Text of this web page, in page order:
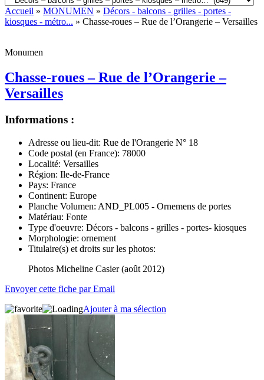
Accueil » MONUMEN » Décors - balcons - grilles - portes -
kiosques - métro... » Chasse-roues – Rue de l’Orangerie – Versailles
Monumen
Chasse-roues – Rue de l’Orangerie –
Versailles
Informations :
Adresse ou lieu-dit: Rue de l'Orangerie N° 18
Code postal (en France): 78000
Localité: Versailles
Région: Ile-de-France
Pays: France
Continent: Europe
Planche Volumen: AND_PL005 - Ornemens de portes
Matériau: Fonte
Type d'oeuvre: Décors - balcons - grilles - portes- kiosques
Morphologie: ornement
Titulaire(s) et droits sur les photos:
Photos Micheline Casier (août 2012)
Envoyer cette fiche par Email
Ajouter à ma sélection